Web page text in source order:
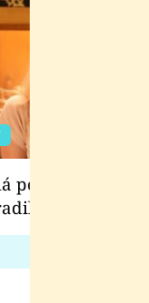
pornoherečka
co ji
Euforie.